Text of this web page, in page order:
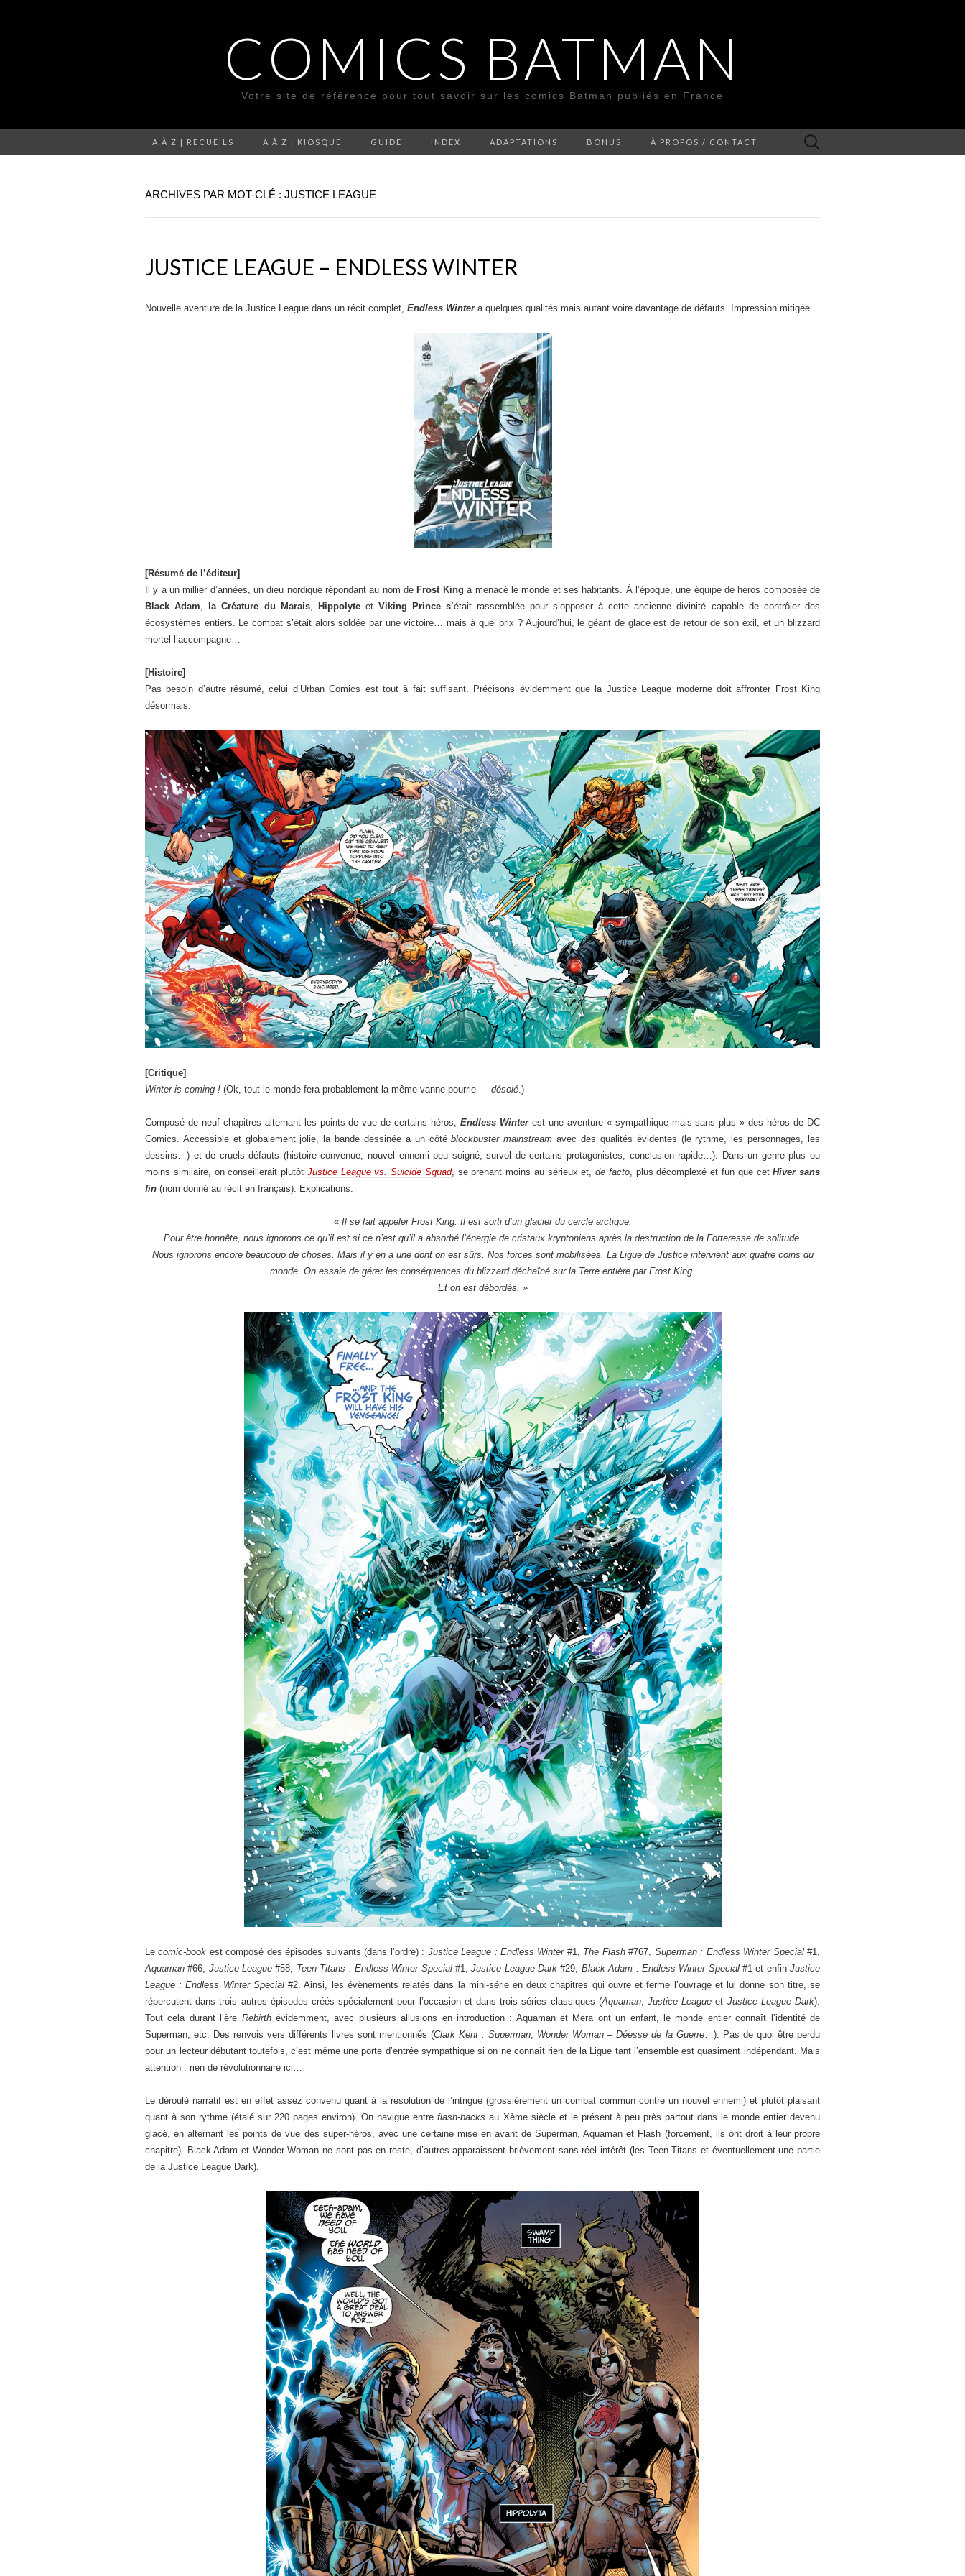
COMICS BATMAN
Votre site de référence pour tout savoir sur les comics Batman publiés en France
A À Z | RECUEILS A À Z | KIOSQUE GUIDE INDEX ADAPTATIONS BONUS À PROPOS / CONTACT Rechercher :
ARCHIVES PAR MOT-CLÉ : JUSTICE LEAGUE
JUSTICE LEAGUE – ENDLESS WINTER
Nouvelle aventure de la Justice League dans un récit complet, Endless Wintera quelques qualités mais autant voire davantage de défauts. Impression mitigée…
[Résumé de l’éditeur]
Il y a un millier d’années, un dieu nordique répondant au nom de Frost King a menacé le monde et ses habitants. À l’époque, une équipe de héros composée de
Black Adam, la Créature du Marais, HippolyteetViking Prince s‘était rassemblée pour s’opposer à cette ancienne divinité capable de contrôler des
écosystèmes entiers. Le combat s’était alors soldée par une victoire… mais à quel prix ? Aujourd’hui, le géant de glace est de retour de son exil, et un blizzard
mortel l’accompagne…
[Histoire]
Pas besoin d’autre résumé, celui d’Urban Comics est tout à fait suffisant. Précisons évidemment que la Justice League moderne doit affronter Frost King
désormais.
[Critique]
Winter is coming ! (Ok, tout le monde fera probablement la même vanne pourrie — désolé.)
Composé de neuf chapitres alternant les points de vue de certains héros,Endless Winterest une aventure « sympathique mais sans plus » des héros de DC
Comics. Accessible et globalement jolie, la bande dessinée a un côtéblockbuster mainstream avec des qualités évidentes (le rythme, les personnages, les
dessins…) et de cruels défauts (histoire convenue, nouvel ennemi peu soigné, survol de certains protagonistes, conclusion rapide…). Dans un genre plus ou
moins similaire, on conseillerait plutôt Justice League vs. Suicide Squad, se prenant moins au sérieux et,de facto, plus décomplexé et fun que cetHiver sans
fin (nom donné au récit en français). Explications.
« Il se fait appeler Frost King. Il est sorti d’un glacier du cercle arctique.
Pour être honnête, nous ignorons ce qu’il est si ce n’est qu’il a absorbé l’énergie de cristaux kryptoniens après la destruction de la Forteresse de solitude.
Nous ignorons encore beaucoup de choses. Mais il y en a une dont on est sûrs. Nos forces sont mobilisées. La Ligue de Justice intervient aux quatre coins du
monde. On essaie de gérer les conséquences du blizzard déchaîné sur la Terre entière par Frost King.
Et on est débordés. »
Lecomic-book est composé des épisodes suivants (dans l’ordre) : Justice League : Endless Winter#1, The Flash#767, Superman : Endless Winter Special#1,
Aquaman #66, Justice League #58, Teen Titans : Endless Winter Special#1,Justice League Dark #29, Black Adam : Endless Winter Special#1 et enfinJustice
League : Endless Winter Special#2. Ainsi, les évènements relatés dans la mini-série en deux chapitres qui ouvre et ferme l’ouvrage et lui donne son titre, se
répercutent dans trois autres épisodes créés spécialement pour l’occasion et dans trois séries classiques (Aquaman,Justice League et Justice League Dark).
Tout cela durant l’ère Rebirthévidemment, avec plusieurs allusions en introduction : Aquaman et Mera ont un enfant, le monde entier connaît l’identité de
Superman, etc. Des renvois vers différents livres sont mentionnés (Clark Kent : Superman, Wonder Woman – Déesse de la Guerre…). Pas de quoi être perdu
pour un lecteur débutant toutefois, c’est même une porte d’entrée sympathique si on ne connaît rien de la Ligue tant l’ensemble est quasiment indépendant. Mais
attention : rien de révolutionnaire ici…
Le déroulé narratif est en effet assez convenu quant à la résolution de l’intrigue (grossièrement un combat commun contre un nouvel ennemi) et plutôt plaisant
quant à son rythme (étalé sur 220 pages environ). On navigue entreflash-backs au Xème siècle et le présent à peu près partout dans le monde entier devenu
glacé, en alternant les points de vue des super-héros, avec une certaine mise en avant de Superman, Aquaman et Flash (forcément, ils ont droit à leur propre
chapitre). Black Adam et Wonder Woman ne sont pas en reste, d’autres apparaissent brièvement sans réel intérêt (les Teen Titans et éventuellement une partie
de la Justice League Dark).